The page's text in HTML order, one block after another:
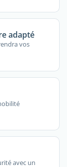
adapté
vos
avec un